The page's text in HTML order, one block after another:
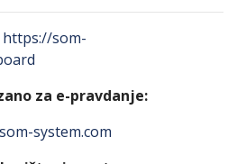
https://som-
za e-pravdanje:
system.com